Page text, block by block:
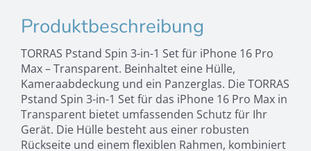
Menge
Produktbeschreibung
TORRAS Pstand Spin 3-in-1 Set für iPhone 16 Pro
Max – Transparent. Beinhaltet eine Hülle,
Kameraabdeckung und ein Panzerglas. Die TORRAS
Pstand Spin 3-in-1 Set für das iPhone 16 Pro Max in
Transparent bietet umfassenden Schutz für Ihr
Gerät. Die Hülle besteht aus einer robusten
Rückseite und einem flexiblen Rahmen, kombiniert